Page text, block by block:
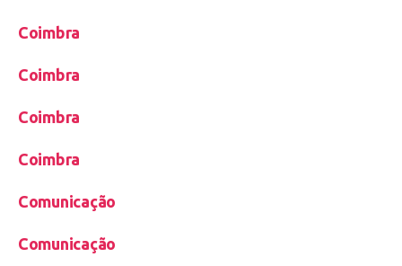
Coimbra
Coimbra
Coimbra
Coimbra
Comunicação
Comunicação